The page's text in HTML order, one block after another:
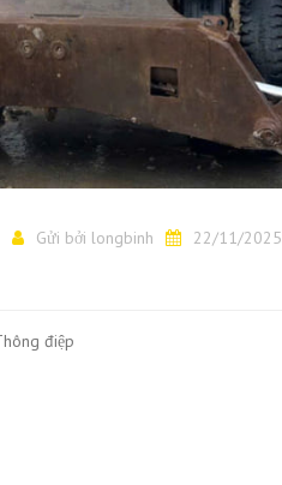
Gửi bởi longbinh 22/11/2025